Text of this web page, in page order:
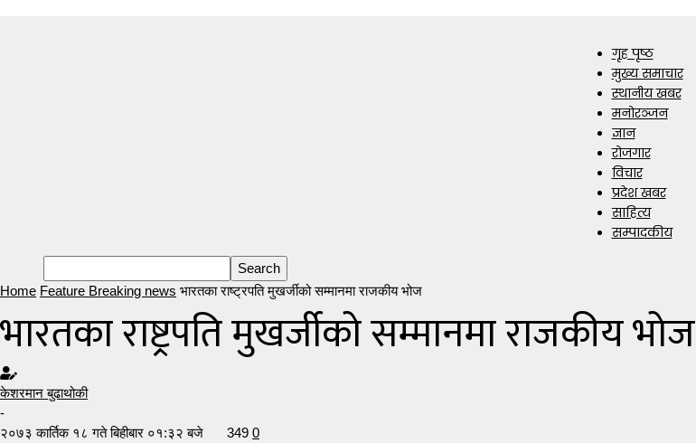
गृह पृष्ठ
मुख्य समाचार
स्थानीय खबर
मनोरञ्जन
ज्ञान
रोजगार
विचार
प्रदेश खबर
साहित्य
सम्पादकीय
Home Feature Breaking news भारतका राष्ट्रपति मुखर्जीको सम्मानमा राजकीय भोज
भारतका राष्ट्रपति मुखर्जीको सम्मानमा राजकीय भोज
केशरमान बुढाथोकी
-
२०७३ कार्तिक १८ गते बिहीबार ०१:३२ बजे
349 0